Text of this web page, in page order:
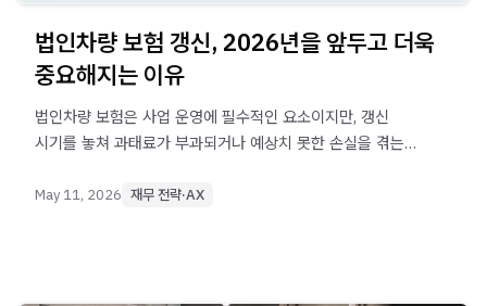
법인차량 보험 갱신, 2026년을 앞두고 더욱
중요해지는 이유
법인차량 보험은 사업 운영에 필수적인 요소이지만, 갱신
시기를 놓쳐 과태료가 부과되거나 예상치 못한 손실을 겪는
May 11, 2026 재무 전략·AX